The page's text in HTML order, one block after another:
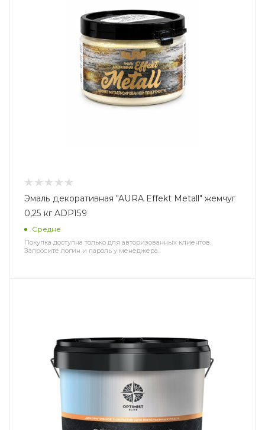
Эмаль декоративная "AURA Effekt Metall" жемчуг
0,25 кг ADP159
Средне
Покупка доступна только для авторизованных клиентов.
Запросите логин и пароль у менеджера.